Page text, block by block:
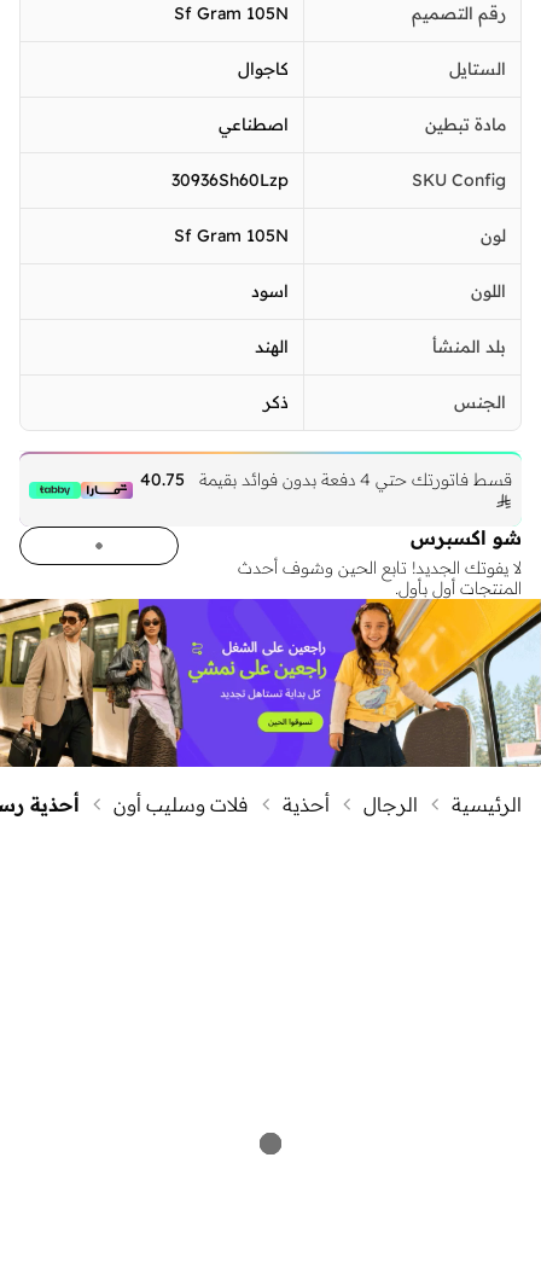
رقم التصميم Sf Gram 105N
الستايل كاجوال
مادة تبطين اصطناعي
SKU Config
30936Sh60Lzp
لون Sf Gram 105N
اللون اسود
بلد المنشأ الهند
الجنس ذكر
قسط فاتورتك حتي 4 دفعة بدون فوائد بقيمة
40.75

شو اكسبرس
لا يفوتك الجديد! تابع الحين وشوف أحدث
المنتجات أول بأول.
الرئيسية الرجال أحذية فلات وسليب أون أحذية